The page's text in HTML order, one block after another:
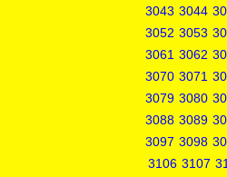
3043 3044
3052 3053
3061 3062
3070 3071
3079 3080
3088 3089
3097 3098
3106 3107